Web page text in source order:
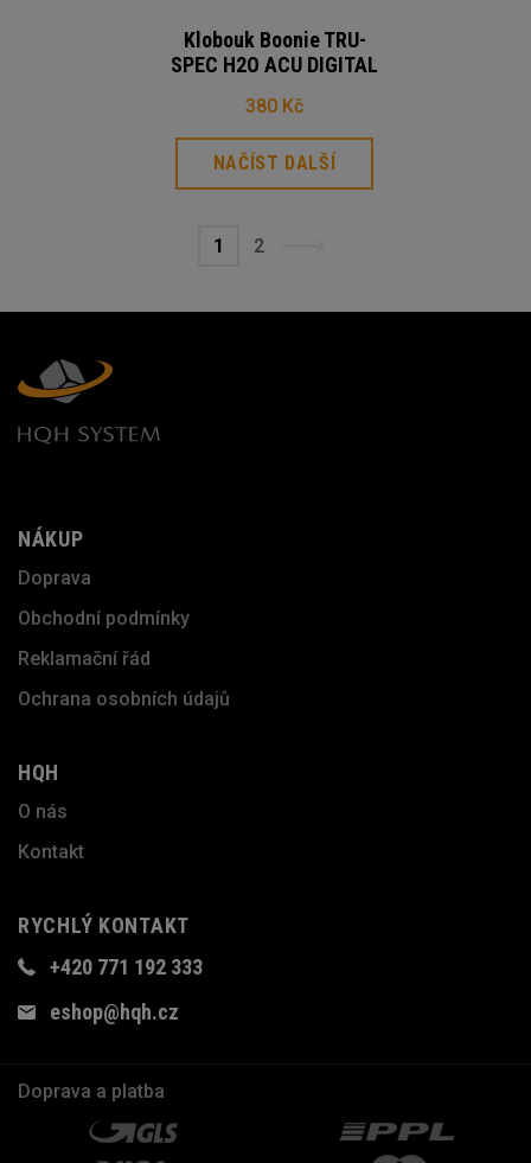
Klobouk Boonie TRU-
SPEC H2O ACU DIGITAL
380 Kč
NAČÍST DALŠÍ
1 2
NÁKUP
Doprava
Obchodní podmínky
Reklamační řád
Ochrana osobních údajů
HQH
O nás
Kontakt
RYCHLÝ KONTAKT
+420 771 192 333
eshop@hqh.cz
Doprava a platba